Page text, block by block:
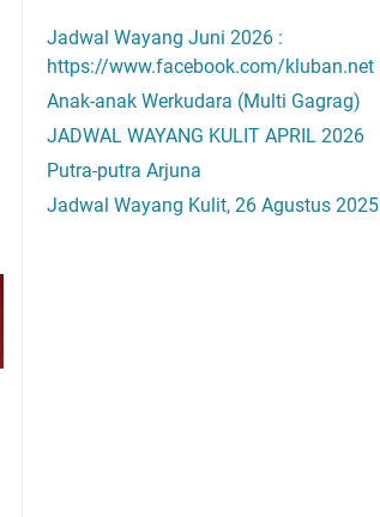
Jadwal Wayang Juni 2026 :
https://www.facebook.com/kluban.net
Anak-anak Werkudara (Multi Gagrag)
JADWAL WAYANG KULIT APRIL 2026
Putra-putra Arjuna
Jadwal Wayang Kulit, 26 Agustus 2025